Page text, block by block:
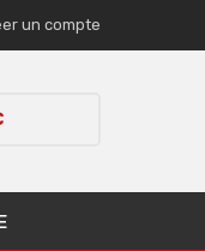
un compte